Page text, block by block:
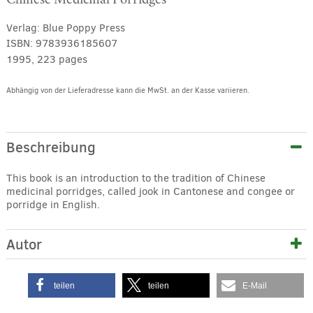
Verlag: Blue Poppy Press
ISBN: 9783936185607
1995, 223 pages
Abhängig von der Lieferadresse kann die MwSt. an der Kasse variieren.
Beschreibung
This book is an introduction to the tradition of Chinese
medicinal porridges, called jook in Cantonese and congee or
porridge in English.
Autor
teilen teilen E-Mail